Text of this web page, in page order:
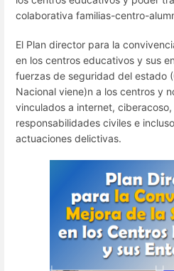
colaborativa familias-centro-
El Plan director para la
en los centros educativos y sus
fuerzas de seguridad del estado
Nacional viene)n a los centros y
vinculados a internet,
responsabilidades civiles e
actuaciones delictivas.